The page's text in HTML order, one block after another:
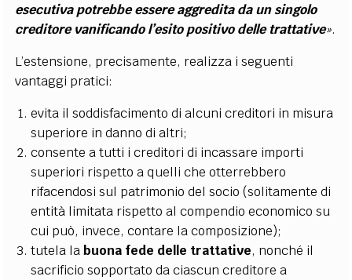
esecutiva potrebbe essere aggredita da un singolo
creditore vanificando l’esito positivo delle trattative».
L’estensione, precisamente, realizza i seguenti
vantaggi pratici:
evita il soddisfacimento di alcuni creditori in misura
superiore in danno di altri;
consente a tutti i creditori di incassare importi
superiori rispetto a quelli che otterrebbero
rifacendosi sul patrimonio del socio (solitamente di
entità limitata rispetto al compendio economico su
cui può, invece, contare la composizione);
tutela labuona fede delle trattative, nonché il
sacrificio sopportato da ciascun creditore a